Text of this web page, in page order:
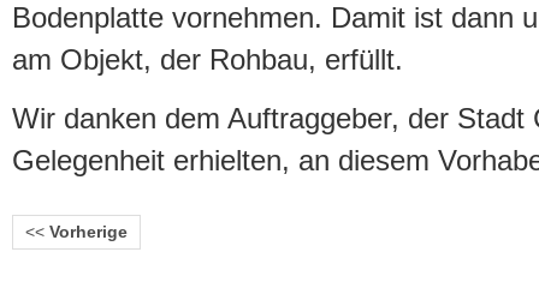
Bodenplatte vornehmen. Damit ist dann
am Objekt, der Rohbau, erfüllt.
Wir danken dem Auftraggeber, der Stadt
Gelegenheit erhielten, an diesem
<< Vorherige